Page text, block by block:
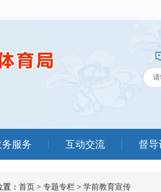
服务 互动交流 督导
： 首页 > 专题专栏 > 学前教育宣传